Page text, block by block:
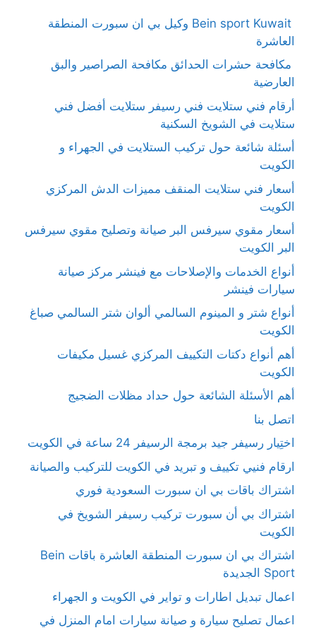
Bein sport Kuwait وكيل بي ان سبورت المنطقة
العاشرة
مكافحة حشرات الحدائق مكافحة الصراصير والبق
العارضية
أرقام فني ستلايت فني رسيفر ستلايت أفضل فني
ستلايت في الشويخ السكنية
أسئلة شائعة حول تركيب الستلايت في الجهراء و
الكويت
أسعار فني ستلايت المنقف مميزات الدش المركزي
الكويت
أسعار مقوي سيرفس البر صيانة وتصليح مقوي سيرفس
البر الكويت
أنواع الخدمات والإصلاحات مع فينشر مركز صيانة
سيارات فينشر
أنواع شتر و المينوم السالمي ألوان شتر السالمي صباغ
الكويت
أهم أنواع دكتات التكييف المركزي غسيل مكيفات
الكويت
أهم الأسئلة الشائعة حول حداد مظلات الضجيج
اتصل بنا
اختِيار رسيفر جيد برمجة الرسيفر 24 ساعة في الكويت
ارقام فنيي تكييف و تبريد في الكويت للتركيب والصيانة
اشتراك باقات بي ان سبورت السعودية فوري
اشتراك بي أن سبورت تركيب رسيفر الشويخ في
الكويت
اشتراك بي ان سبورت المنطقة العاشرة باقات Bein
Sport الجديدة
اعمال تبديل اطارات و تواير في الكويت و الجهراء
اعمال تصليح سيارة و صيانة سيارات امام المنزل في